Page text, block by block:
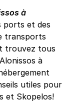
à
ports et des
transports
trouvez tous
à
utiles pour
et Skopelos!